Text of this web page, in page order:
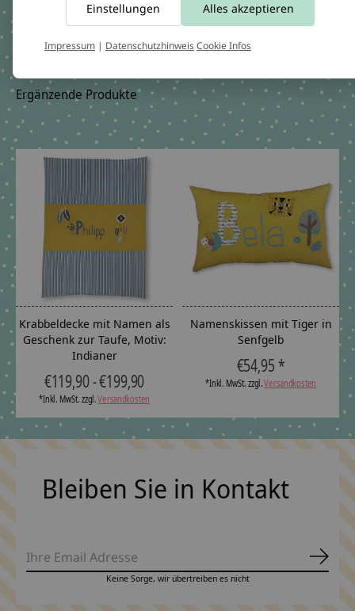
info@crepes-suzette.net
+49 221 2616939
Ergänzende Produkte
Carousel items
Krabbeldecke mit Namen als
Geschenk zur Taufe, Motiv:
Indianer
€119,90 - €199,90
*Inkl. MwSt. zzgl.Versandkosten
Namenskissen mit Tiger in
Senfgelb
€54,95 *
*Inkl. MwSt. zzgl.Versandkosten
Bleiben Sie in Kontakt
Keine Sorge, wir übertreiben es nicht
Einstellungen Alles akzeptieren
Impressum | DatenschutzhinweisCookie Infos